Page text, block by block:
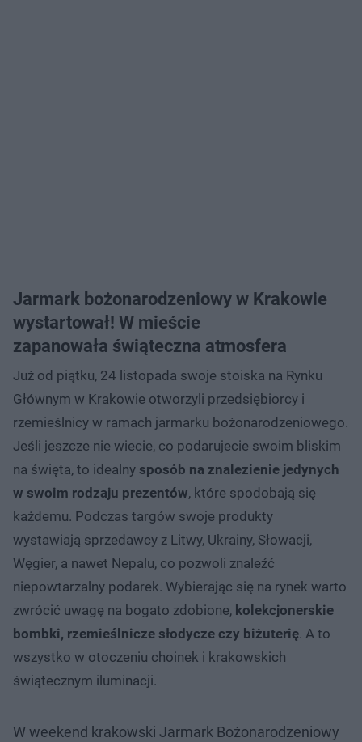
Jarmark bożonarodzeniowy w Krakowie
wystartował! W mieście
zapanowała świąteczna atmosfera
Już od piątku, 24 listopada swoje stoiska na Rynku
Głównym w Krakowie otworzyli przedsiębiorcy i
rzemieślnicy w ramach jarmarku bożonarodzeniowego.
Jeśli jeszcze nie wiecie, co podarujecie swoim bliskim
na święta, to idealny sposób na znalezienie jedynych
w swoim rodzaju prezentów, które spodobają się
każdemu. Podczas targów swoje produkty
wystawiają sprzedawcy z Litwy, Ukrainy, Słowacji,
Węgier, a nawet Nepalu, co pozwoli znaleźć
niepowtarzalny podarek. Wybierając się na rynek warto
zwrócić uwagę na bogato zdobione, kolekcjonerskie
bombki, rzemieślnicze słodycze czy biżuterię. A to
wszystko w otoczeniu choinek i krakowskich
świątecznym iluminacji.
W weekend krakowski Jarmark Bożonarodzeniowy